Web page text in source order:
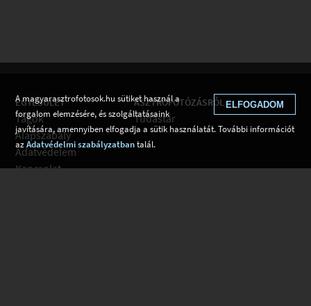
EGYESÜLET
Tagok
Alapszabály
Adatvédelem
Kapcsolat
ASZTROFOTÓZÁSRÓL
Tudástár
ELFOGADOM
A magyarasztrofotosok.hu sütiket használ a
forgalom elemzésére, és szolgáltatásaink
javítására, amennyiben elfogadja a sütik használatát. További információt
azAdatvédelmi szabályzatbantalál.